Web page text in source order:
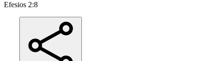
Efesios 2:8